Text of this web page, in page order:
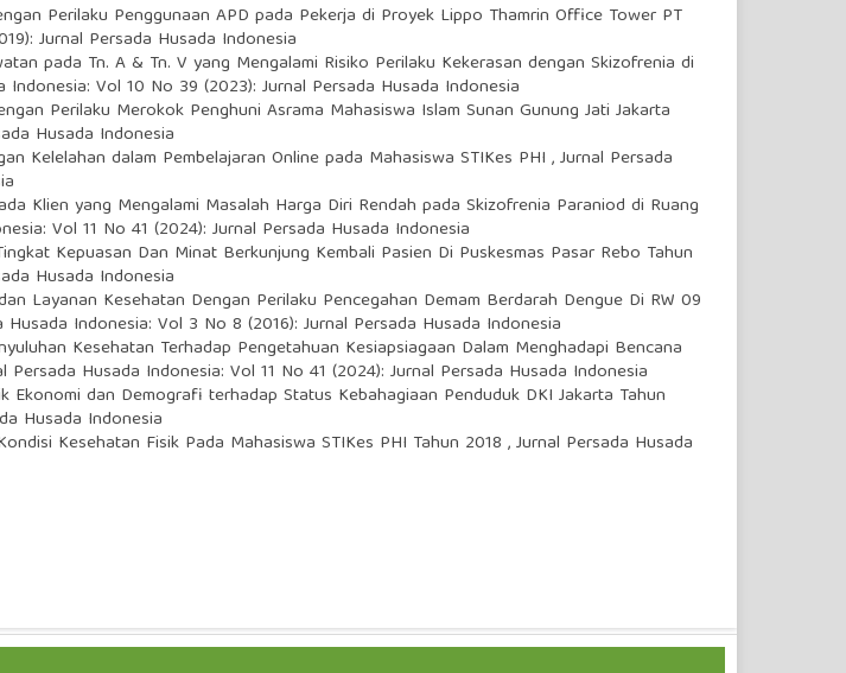
Perilaku Penggunaan APD pada Pekerja di Proyek Lippo Thamrin Office Tower PT
Jurnal Persada Husada Indonesia
pada Tn. A & Tn. V yang Mengalami Risiko Perilaku Kekerasan dengan Skizofrenia di
Indonesia: Vol 10 No 39 (2023): Jurnal Persada Husada Indonesia
Perilaku Merokok Penghuni Asrama Mahasiswa Islam Sunan Gunung Jati Jakarta
Husada Indonesia
Kelelahan dalam Pembelajaran Online pada Mahasiswa STIKes PHI ,Jurnal Persada
Klien yang Mengalami Masalah Harga Diri Rendah pada Skizofrenia Paraniod di Ruang
Vol 11 No 41 (2024): Jurnal Persada Husada Indonesia
Kepuasan Dan Minat Berkunjung Kembali Pasien Di Puskesmas Pasar Rebo Tahun
Husada Indonesia
Layanan Kesehatan Dengan Perilaku Pencegahan Demam Berdarah Dengue Di RW 09
Husada Indonesia: Vol 3 No 8 (2016): Jurnal Persada Husada Indonesia
Kesehatan Terhadap Pengetahuan Kesiapsiagaan Dalam Menghadapi Bencana
Persada Husada Indonesia: Vol 11 No 41 (2024): Jurnal Persada Husada Indonesia
Ekonomi dan Demografi terhadap Status Kebahagiaan Penduduk DKI Jakarta Tahun
Husada Indonesia
Kesehatan Fisik Pada Mahasiswa STIKes PHI Tahun 2018 ,Jurnal Persada Husada